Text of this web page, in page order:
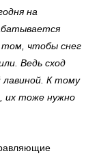
на
том, чтобы снег
Ведь сход
лавиной. К тому
их тоже нужно